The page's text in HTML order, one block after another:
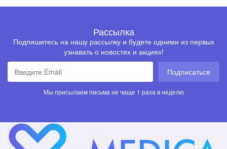
Рассылка
Подпишитесь на нашу рассылку и будете одними из первых
узнавать о новостях и акциях!
Подписаться
Мы присылаем письма не чаще 1 раза в неделю